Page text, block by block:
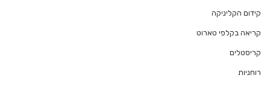
קידום הקליניקה
קריאה בקלפי טארוט
קריסטלים
רוחניות